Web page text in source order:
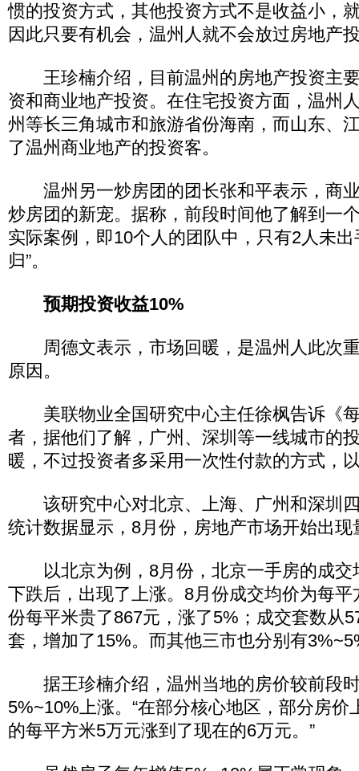
惯的投资方式，其他投资方式不是收益小，
因此只要有机会，温州人就不会放过房地产
王珍楠介绍，目前温州的房地产投资主
资和商业地产投资。在住宅投资方面，温州
州等长三角城市和旅游省份海南，而山东、
了温州商业地产的投资客。
温州另一炒房团的团长张和平表示，商
炒房团的新宠。据称，前段时间他了解到一
实际案例，即10个人的团队中，只有2人未
归”。
预期投资收益10%
周德文表示，市场回暖，是温州人此次
原因。
美联物业全国研究中心主任徐枫告诉《
者，据他们了解，广州、深圳等一线城市的
暖，不过投资者多采用一次性付款的方式，
该研究中心对北京、上海、广州和深圳
统计数据显示，8月份，房地产市场开始出
以北京为例，8月份，北京一手房的成交
下跌后，出现了上涨。8月份成交均价为每
份每平米贵了867元，涨了5%；成交套数从
套，增加了15%。而其他三市也分别有
据王珍楠介绍，温州当地的房价较前段
5%~10%上涨。“在部分核心地区，部分房价
的每平方米5万元涨到了现在的6万元。”